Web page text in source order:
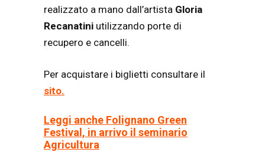
realizzato a mano dall’artista Gloria
Recanatini utilizzando porte di
recupero e cancelli.
Per acquistare i biglietti consultare il
sito.
Leggi anche Folignano Green
Festival, in arrivo il seminario
Agricultura